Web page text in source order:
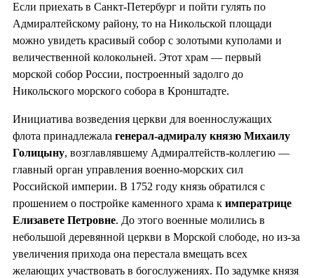
Если приехать в Санкт-Петербург и пойти гулять по
Адмиралтейскому району, то на Никольской площади
можно увидеть красивый собор с золотыми куполами и
величественной колокольней. Этот храм — первый
морской собор России, построенный задолго до
Никольского морского собора в Кронштадте.
Инициатива возведения церкви для военнослужащих
флота принадлежала генерал-адмиралу князю Михаилу
Голицыну, возглавлявшему Адмиралтейств-коллегию —
главный орган управления военно-морских сил
Российской империи. В 1752 году князь обратился с
прошением о постройке каменного храма к императрице
Елизавете Петровне. До этого военные молились в
небольшой деревянной церкви в Морской слободе, но из-за
увеличения прихода она перестала вмещать всех
желающих участвовать в богослужениях. По задумке князя